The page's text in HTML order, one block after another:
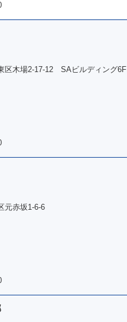
区木場2-17-12 SAビルディング6F
元赤坂1-6-6